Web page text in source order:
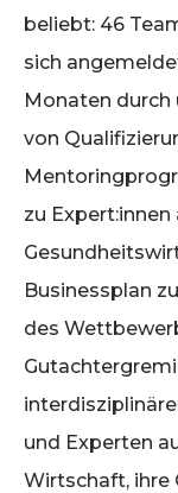
beliebt: 46
sich
Monaten durch
von
zu
Businessplan
des
und Experten
Wirtschaft, ihre